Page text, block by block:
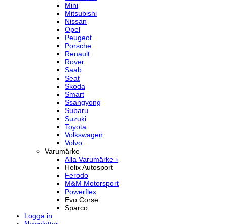
Mini
Mitsubishi
Nissan
Opel
Peugeot
Porsche
Renault
Rover
Saab
Seat
Skoda
Smart
Ssangyong
Subaru
Suzuki
Toyota
Volkswagen
Volvo
Varumärke
Alla Varumärke ›
Helix Autosport
Ferodo
M&M Motorsport
Powerflex
Evo Corse
Sparco
Logga in